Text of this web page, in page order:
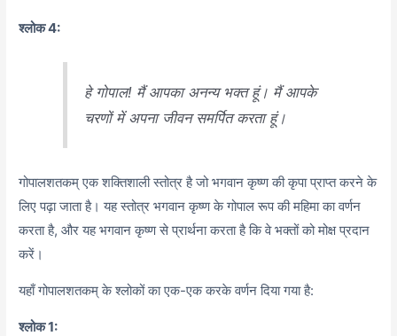
श्लोक 4:
हे गोपाल! मैं आपका अनन्य भक्त हूं। मैं आपके
चरणों में अपना जीवन समर्पित करता हूं।
गोपालशतकम् एक शक्तिशाली स्तोत्र है जो भगवान कृष्ण की कृपा प्राप्त करने के
लिए पढ़ा जाता है। यह स्तोत्र भगवान कृष्ण के गोपाल रूप की महिमा का वर्णन
करता है, और यह भगवान कृष्ण से प्रार्थना करता है कि वे भक्तों को मोक्ष प्रदान
करें।
यहाँ गोपालशतकम् के श्लोकों का एक-एक करके वर्णन दिया गया है:
श्लोक 1: